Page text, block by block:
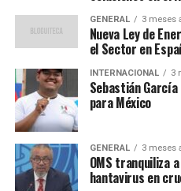
este
próximos
María Reyes
Ministra de
Comercio y
Consumo
GENERAL 3 meses
Nueva Ley de
el Sector en
INTERNACIONAL 3
Sebastián
para México
GENERAL 3 meses
OMS tranquiliza
hantavirus en